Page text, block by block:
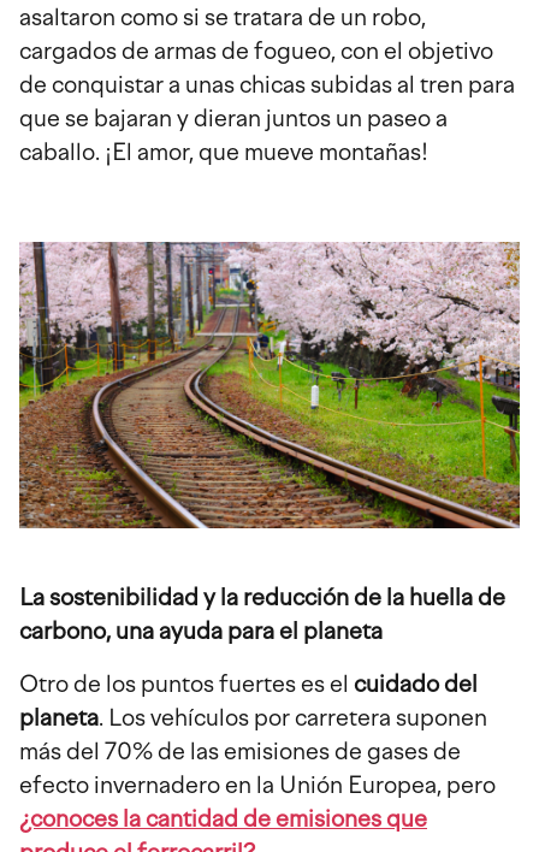
asaltaron como si se tratara de un robo,
cargados de armas de fogueo, con el objetivo
de conquistar a unas chicas subidas al tren para
que se bajaran y dieran juntos un paseo a
caballo. ¡El amor, que mueve montañas!
Imagen
La sostenibilidad y la reducción de la huella de
carbono, una ayuda para el planeta
Otro de los puntos fuertes es el cuidado del
planeta. Los vehículos por carretera suponen
más del 70% de las emisiones de gases de
efecto invernadero en la Unión Europea, pero
¿conoces la cantidad de emisiones que